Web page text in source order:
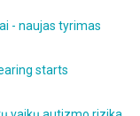
- naujas tyrimas
starts